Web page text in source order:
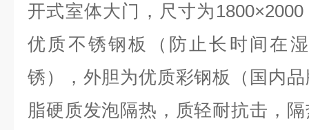
开式室体大门，尺寸为
优质不锈钢板（防止长时间在
锈），外胆为优质彩钢板（国内
脂硬质发泡隔热，质轻耐抗击，